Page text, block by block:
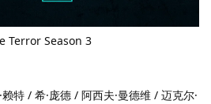
Terror Season 3
特 / 希·庞德 / 阿西夫·曼德维 / 迈克尔·